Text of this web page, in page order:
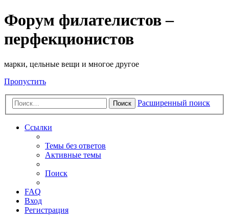
Форум филателистов –
перфекционистов
марки, цельные вещи и многое другое
Пропустить
Поиск Расширенный поиск
Ссылки
Темы без ответов
Активные темы
Поиск
FAQ
Вход
Регистрация